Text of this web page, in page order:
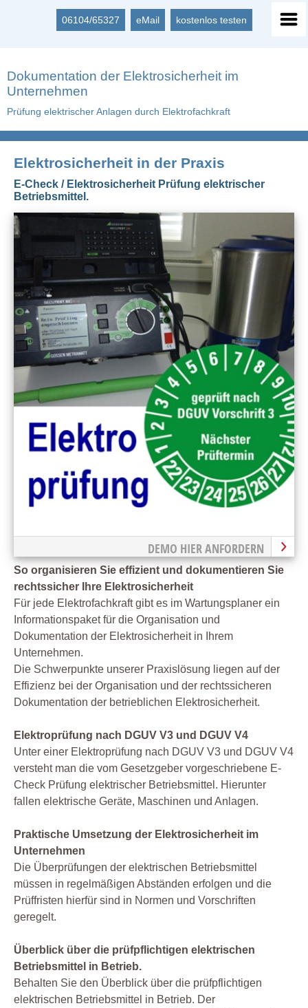
06104/65327 eMail kostenlos testen
Dokumentation der Elektrosicherheit im
Unternehmen
Prüfung elektrischer Anlagen durch Elektrofachkraft
Elektrosicherheit in der Praxis
E-Check / Elektrosicherheit Prüfung elektrischer
Betriebsmittel.
DEMO HIER ANFORDERN
So organisieren Sie effizient und dokumentieren Sie
rechtssicher Ihre Elektrosicherheit
Für jede Elektrofachkraft gibt es im Wartungsplaner ein
Informationspaket für die Organisation und
Dokumentation der Elektrosicherheit in Ihrem
Unternehmen.
Die Schwerpunkte unserer Praxislösung liegen auf der
Effizienz bei der Organisation und der rechtssicheren
Dokumentation der betrieblichen Elektrosicherheit.
Elektroprüfung nach DGUV V3 und DGUV V4
Unter einer Elektroprüfung nach DGUV V3 und DGUV V4
versteht man die vom Gesetzgeber vorgeschriebene E-
Check Prüfung elektrischer Betriebsmittel. Hierunter
fallen elektrische Geräte, Maschinen und Anlagen.
Praktische Umsetzung der Elektrosicherheit im
Unternehmen
Die Überprüfungen der elektrischen Betriebsmittel
müssen in regelmäßigen Abständen erfolgen und die
Prüffristen hierfür sind in Normen und Vorschriften
geregelt.
Überblick über die prüfpflichtigen elektrischen
Betriebsmittel in Betrieb.
Behalten Sie den Überblick über die prüfpflichtigen
elektrischen Betriebsmittel in Betrieb. Der